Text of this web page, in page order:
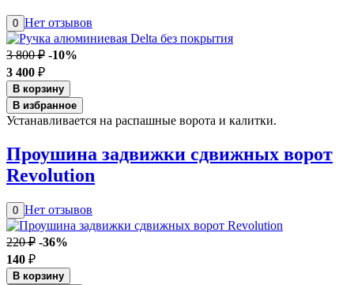
0 Нет отзывов
3 800 ₽ -10%
3 400 ₽
В корзину
В избранное
Устанавливается на распашные ворота и калитки.
Проушина задвижки сдвижных ворот
Revolution
0 Нет отзывов
220 ₽ -36%
140 ₽
В корзину